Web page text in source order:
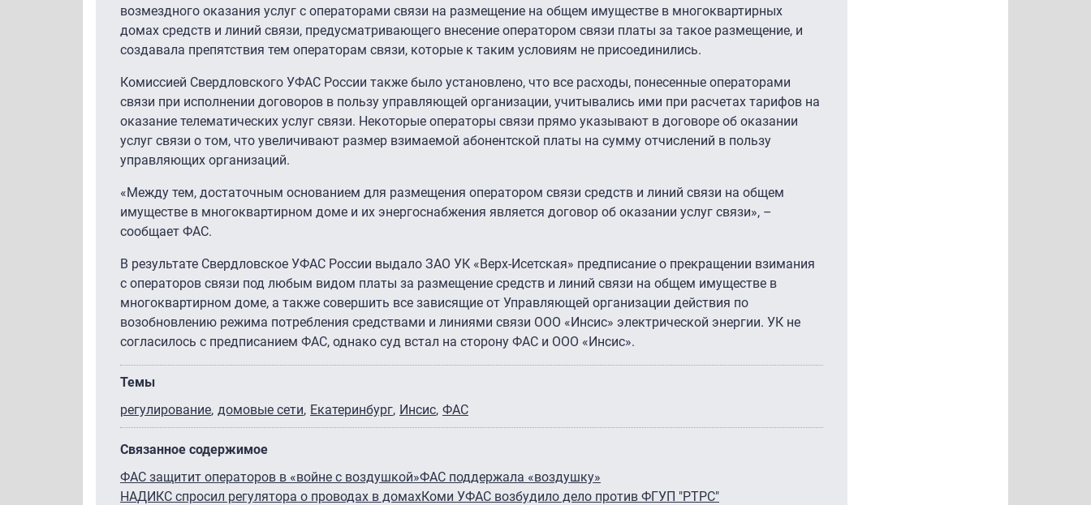
возмездного оказания услуг с операторами связи на размещение на общем имуществе в многоквартирных
домах средств и линий связи, предусматривающего внесение оператором связи платы за такое размещение, и
создавала препятствия тем операторам связи, которые к таким условиям не присоединились.
Комиссией Свердловского УФАС России также было установлено, что все расходы, понесенные операторами
связи при исполнении договоров в пользу управляющей организации, учитывались ими при расчетах тарифов на
оказание телематических услуг связи. Некоторые операторы связи прямо указывают в договоре об оказании
услуг связи о том, что увеличивают размер взимаемой абонентской платы на сумму отчислений в пользу
управляющих организаций.
«Между тем, достаточным основанием для размещения оператором связи средств и линий связи на общем
имуществе в многоквартирном доме и их энергоснабжения является договор об оказании услуг связи», –
сообщает ФАС.
В результате Свердловское УФАС России выдало ЗАО УК «Верх-Исетская» предписание о прекращении взимания
с операторов связи под любым видом платы за размещение средств и линий связи на общем имуществе в
многоквартирном доме, а также совершить все зависящие от Управляющей организации действия по
возобновлению режима потребления средствами и линиями связи ООО «Инсис» электрической энергии. УК не
согласилось с предписанием ФАС, однако суд встал на сторону ФАС и ООО «Инсис».
Темы
регулирование домовые сети Екатеринбург Инсис ФАС
Связанное содержимое
ФАС защитит операторов в «войне с воздушкой»ФАС поддержала «воздушку»
НАДИКС спросил регулятора о проводах в домахКоми УФАС возбудило дело против ФГУП "РТРС"